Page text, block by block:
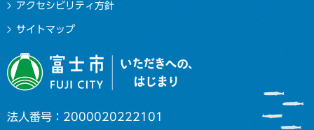
アクセシビリティ方針
サイトマップ
法人番号：2000020222101